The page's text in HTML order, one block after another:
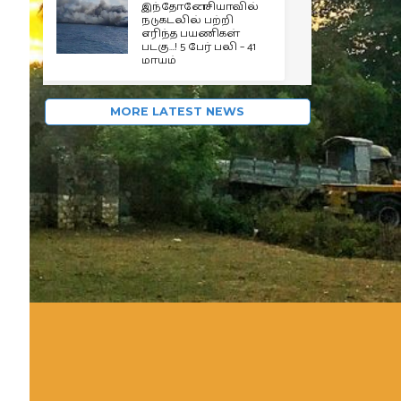
இந்தோனேசியாவில்
நடுகடலில் பற்றி
எரிந்த பயணிகள்
படகு…! 5 பேர் பலி – 41
மாயம்
MORE LATEST NEWS